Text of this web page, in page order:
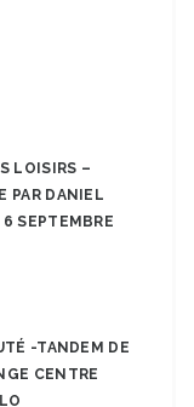
LOISIRS –
PAR DANIEL
SEPTEMBRE
-TANDEM DE
CENTRE